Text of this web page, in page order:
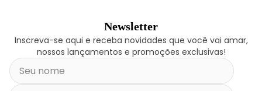
Newsletter
Inscreva-se aqui e receba novidades que você vai amar,
nossos lançamentos e promoções exclusivas!